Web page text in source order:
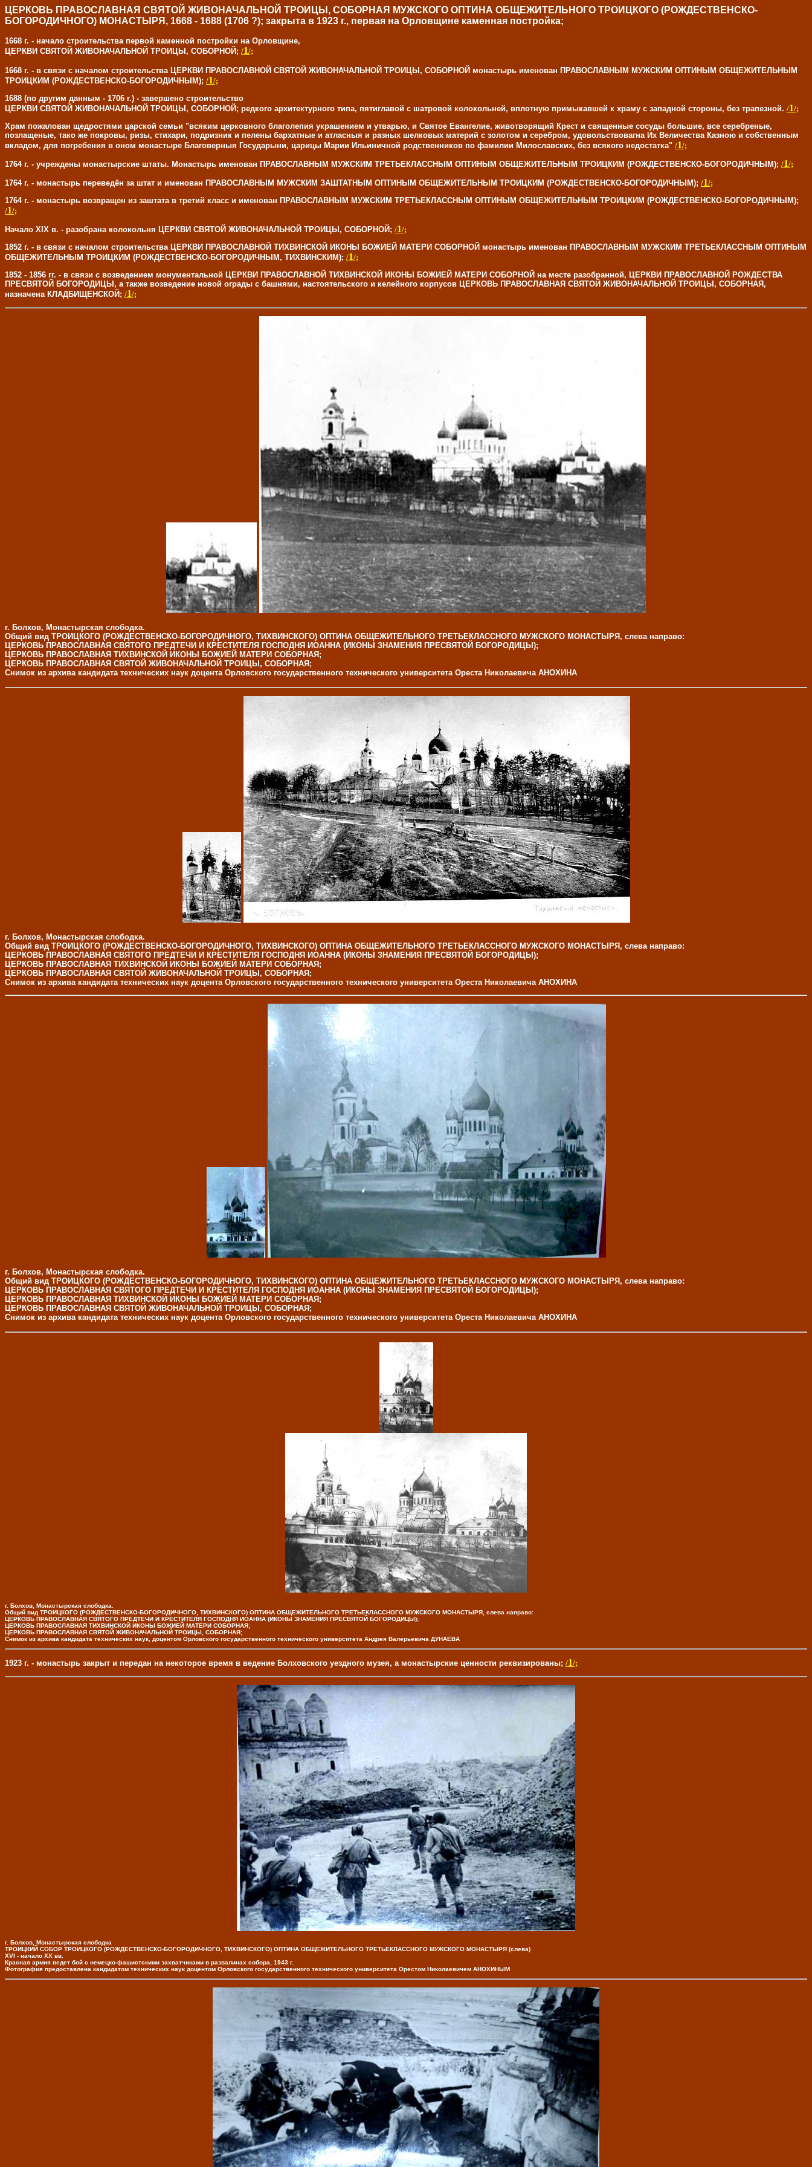
ЦЕРКОВЬ ПРАВОСЛАВНАЯ СВЯТОЙ ЖИВОНАЧАЛЬНОЙ ТРОИЦЫ, СОБОРНАЯ МУЖСКОГО ОПТИНА ОБЩЕЖИТЕЛЬНОГО ТРОИЦКОГО (РОЖДЕСТВЕНСКО-
БОГОРОДИЧНОГО) МОНАСТЫРЯ, 1668 - 1688 (1706 ?); закрыта в 1923 г., первая на Орловщине каменная постройка;
1668 г. - начало строительства первой каменной постройки на Орловщине,
ЦЕРКВИ СВЯТОЙ ЖИВОНАЧАЛЬНОЙ ТРОИЦЫ, СОБОРНОЙ; /1/;
1668 г. - в связи с началом строительства ЦЕРКВИ ПРАВОСЛАВНОЙ СВЯТОЙ ЖИВОНАЧАЛЬНОЙ ТРОИЦЫ, СОБОРНОЙ монастырь именован ПРАВОСЛАВНЫМ МУЖСКИМ ОПТИНЫМ ОБЩЕЖИТЕЛЬНЫМ
ТРОИЦКИМ (РОЖДЕСТВЕНСКО-БОГОРОДИЧНЫМ); /1/;
1688 (по другим данным - 1706 г.) - завершено строительство
ЦЕРКВИ СВЯТОЙ ЖИВОНАЧАЛЬНОЙ ТРОИЦЫ, СОБОРНОЙ; редкого архитектурного типа, пятиглавой с шатровой колокольней, вплотную примыкавшей к храму с западной стороны, без трапезной. /1/;
Храм пожалован щедростями царской семьи "всяким церковного благолепия украшением и утварью, и Святое Евангелие, животворящий Крест и священные сосуды большие, все серебреные,
позлащеные, тако же покровы, ризы, стихари, подризник и пелены бархатные и атласныя и разных шелковых материй с золотом и серебром, удовольствовагна Их Величества Казною и собственным
вкладом, для погребения в оном монастыре Благоверныя Государыни, царицы Марии Ильиничной родственников по фамилии Милославских, без всякого недостатка" /1/;
1764 г. - учреждены монастырские штаты. Монастырь именован ПРАВОСЛАВНЫМ МУЖСКИМ ТРЕТЬЕКЛАССНЫМ ОПТИНЫМ ОБЩЕЖИТЕЛЬНЫМ ТРОИЦКИМ (РОЖДЕСТВЕНСКО-БОГОРОДИЧНЫМ); /1/;
1764 г. - монастырь переведён за штат и именован ПРАВОСЛАВНЫМ МУЖСКИМ ЗАШТАТНЫМ ОПТИНЫМ ОБЩЕЖИТЕЛЬНЫМ ТРОИЦКИМ (РОЖДЕСТВЕНСКО-БОГОРОДИЧНЫМ); /1/;
1764 г. - монастырь возвращен из заштата в третий класс и именован ПРАВОСЛАВНЫМ МУЖСКИМ ТРЕТЬЕКЛАССНЫМ ОПТИНЫМ ОБЩЕЖИТЕЛЬНЫМ ТРОИЦКИМ (РОЖДЕСТВЕНСКО-БОГОРОДИЧНЫМ);
/1/;
Начало XIX в. - разобрана колокольня ЦЕРКВИ СВЯТОЙ ЖИВОНАЧАЛЬНОЙ ТРОИЦЫ, СОБОРНОЙ; /1/;
1852 г. - в связи с началом строительства ЦЕРКВИ ПРАВОСЛАВНОЙ ТИХВИНСКОЙ ИКОНЫ БОЖИЕЙ МАТЕРИ СОБОРНОЙ монастырь именован ПРАВОСЛАВНЫМ МУЖСКИМ ТРЕТЬЕКЛАССНЫМ ОПТИНЫМ
ОБЩЕЖИТЕЛЬНЫМ ТРОИЦКИМ (РОЖДЕСТВЕНСКО-БОГОРОДИЧНЫМ, ТИХВИНСКИМ); /1/;
1852 - 1856 гг. - в связи с возведением монументальной ЦЕРКВИ ПРАВОСЛАВНОЙ ТИХВИНСКОЙ ИКОНЫ БОЖИЕЙ МАТЕРИ СОБОРНОЙ на месте разобранной, ЦЕРКВИ ПРАВОСЛАВНОЙ РОЖДЕСТВА
ПРЕСВЯТОЙ БОГОРОДИЦЫ, а также возведение новой ограды с башнями, настоятельского и келейного корпусов ЦЕРКОВЬ ПРАВОСЛАВНАЯ СВЯТОЙ ЖИВОНАЧАЛЬНОЙ ТРОИЦЫ, СОБОРНАЯ,
назначена КЛАДБИЩЕНСКОЙ; /1/;
г. Болхов, Монастырская слободка.
Общий вид ТРОИЦКОГО (РОЖДЕСТВЕНСКО-БОГОРОДИЧНОГО, ТИХВИНСКОГО) ОПТИНА ОБЩЕЖИТЕЛЬНОГО ТРЕТЬЕКЛАССНОГО МУЖСКОГО МОНАСТЫРЯ, слева направо:
ЦЕРКОВЬ ПРАВОСЛАВНАЯ СВЯТОГО ПРЕДТЕЧИ И КРЕСТИТЕЛЯ ГОСПОДНЯ ИОАННА (ИКОНЫ ЗНАМЕНИЯ ПРЕСВЯТОЙ БОГОРОДИЦЫ);
ЦЕРКОВЬ ПРАВОСЛАВНАЯ ТИХВИНСКОЙ ИКОНЫ БОЖИЕЙ МАТЕРИ СОБОРНАЯ;
ЦЕРКОВЬ ПРАВОСЛАВНАЯ СВЯТОЙ ЖИВОНАЧАЛЬНОЙ ТРОИЦЫ, СОБОРНАЯ;
Снимок из архива кандидата технических наук доцента Орловского государственного технического университета Ореста Николаевича АНОХИНА
г. Болхов, Монастырская слободка.
Общий вид ТРОИЦКОГО (РОЖДЕСТВЕНСКО-БОГОРОДИЧНОГО, ТИХВИНСКОГО) ОПТИНА ОБЩЕЖИТЕЛЬНОГО ТРЕТЬЕКЛАССНОГО МУЖСКОГО МОНАСТЫРЯ, слева направо:
ЦЕРКОВЬ ПРАВОСЛАВНАЯ СВЯТОГО ПРЕДТЕЧИ И КРЕСТИТЕЛЯ ГОСПОДНЯ ИОАННА (ИКОНЫ ЗНАМЕНИЯ ПРЕСВЯТОЙ БОГОРОДИЦЫ);
ЦЕРКОВЬ ПРАВОСЛАВНАЯ ТИХВИНСКОЙ ИКОНЫ БОЖИЕЙ МАТЕРИ СОБОРНАЯ;
ЦЕРКОВЬ ПРАВОСЛАВНАЯ СВЯТОЙ ЖИВОНАЧАЛЬНОЙ ТРОИЦЫ, СОБОРНАЯ;
Снимок из архива кандидата технических наук доцента Орловского государственного технического университета Ореста Николаевича АНОХИНА
г. Болхов, Монастырская слободка.
Общий вид ТРОИЦКОГО (РОЖДЕСТВЕНСКО-БОГОРОДИЧНОГО, ТИХВИНСКОГО) ОПТИНА ОБЩЕЖИТЕЛЬНОГО ТРЕТЬЕКЛАССНОГО МУЖСКОГО МОНАСТЫРЯ, слева направо:
ЦЕРКОВЬ ПРАВОСЛАВНАЯ СВЯТОГО ПРЕДТЕЧИ И КРЕСТИТЕЛЯ ГОСПОДНЯ ИОАННА (ИКОНЫ ЗНАМЕНИЯ ПРЕСВЯТОЙ БОГОРОДИЦЫ);
ЦЕРКОВЬ ПРАВОСЛАВНАЯ ТИХВИНСКОЙ ИКОНЫ БОЖИЕЙ МАТЕРИ СОБОРНАЯ;
ЦЕРКОВЬ ПРАВОСЛАВНАЯ СВЯТОЙ ЖИВОНАЧАЛЬНОЙ ТРОИЦЫ, СОБОРНАЯ;
Снимок из архива кандидата технических наук доцента Орловского государственного технического университета Ореста Николаевича АНОХИНА
г. Болхов, Монастырская слободка.
Общий вид ТРОИЦКОГО (РОЖДЕСТВЕНСКО-БОГОРОДИЧНОГО, ТИХВИНСКОГО) ОПТИНА ОБЩЕЖИТЕЛЬНОГО ТРЕТЬЕКЛАССНОГО МУЖСКОГО МОНАСТЫРЯ, слева направо:
ЦЕРКОВЬ ПРАВОСЛАВНАЯ СВЯТОГО ПРЕДТЕЧИ И КРЕСТИТЕЛЯ ГОСПОДНЯ ИОАННА (ИКОНЫ ЗНАМЕНИЯ ПРЕСВЯТОЙ БОГОРОДИЦЫ);
ЦЕРКОВЬ ПРАВОСЛАВНАЯ ТИХВИНСКОЙ ИКОНЫ БОЖИЕЙ МАТЕРИ СОБОРНАЯ;
ЦЕРКОВЬ ПРАВОСЛАВНАЯ СВЯТОЙ ЖИВОНАЧАЛЬНОЙ ТРОИЦЫ, СОБОРНАЯ;
Снимок из архива кандидата технических наук, доцентом Орловского государственного технического университета Андрея Валерьевича ДУНАЕВА
1923 г. - монастырь закрыт и передан на некоторое время в ведение Болховского уездного музея, а монастырские ценности реквизированы; /1/;
г. Болхов, Монастырская слободка
ТРОИЦКИЙ СОБОР ТРОИЦКОГО (РОЖДЕСТВЕНСКО-БОГОРОДИЧНОГО, ТИХВИНСКОГО) ОПТИНА ОБЩЕЖИТЕЛЬНОГО ТРЕТЬЕКЛАССНОГО МУЖСКОГО МОНАСТЫРЯ (слева)
XVI - начало XX вв.
Красная армия ведет бой с немецко-фашистскими захватчиками в развалинах собора, 1943 г.
Фотография предоставлена кандидатом технических наук доцентом Орловского государственного технического университета Орестом Николаевичем АНОХИНЫМ